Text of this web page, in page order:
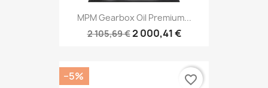
MPM Gearbox Oil Premium...
2 105,69 €2 000,41 €
−5%
favorite_border